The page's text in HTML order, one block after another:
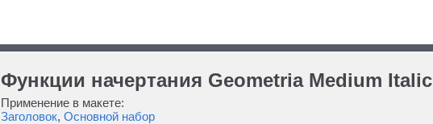
Функции начертания Geometria Medium Italic
Применение в макете:
Заголовок, Основной набор